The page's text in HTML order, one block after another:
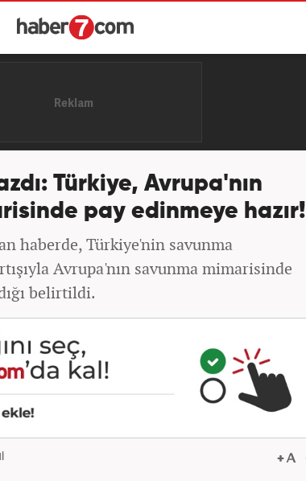
Türkiye, Avrupa'nın
pay edinmeye hazır!
haberde, Türkiye'nin savunma
Avrupa'nın savunma mimarisinde
belirtildi.